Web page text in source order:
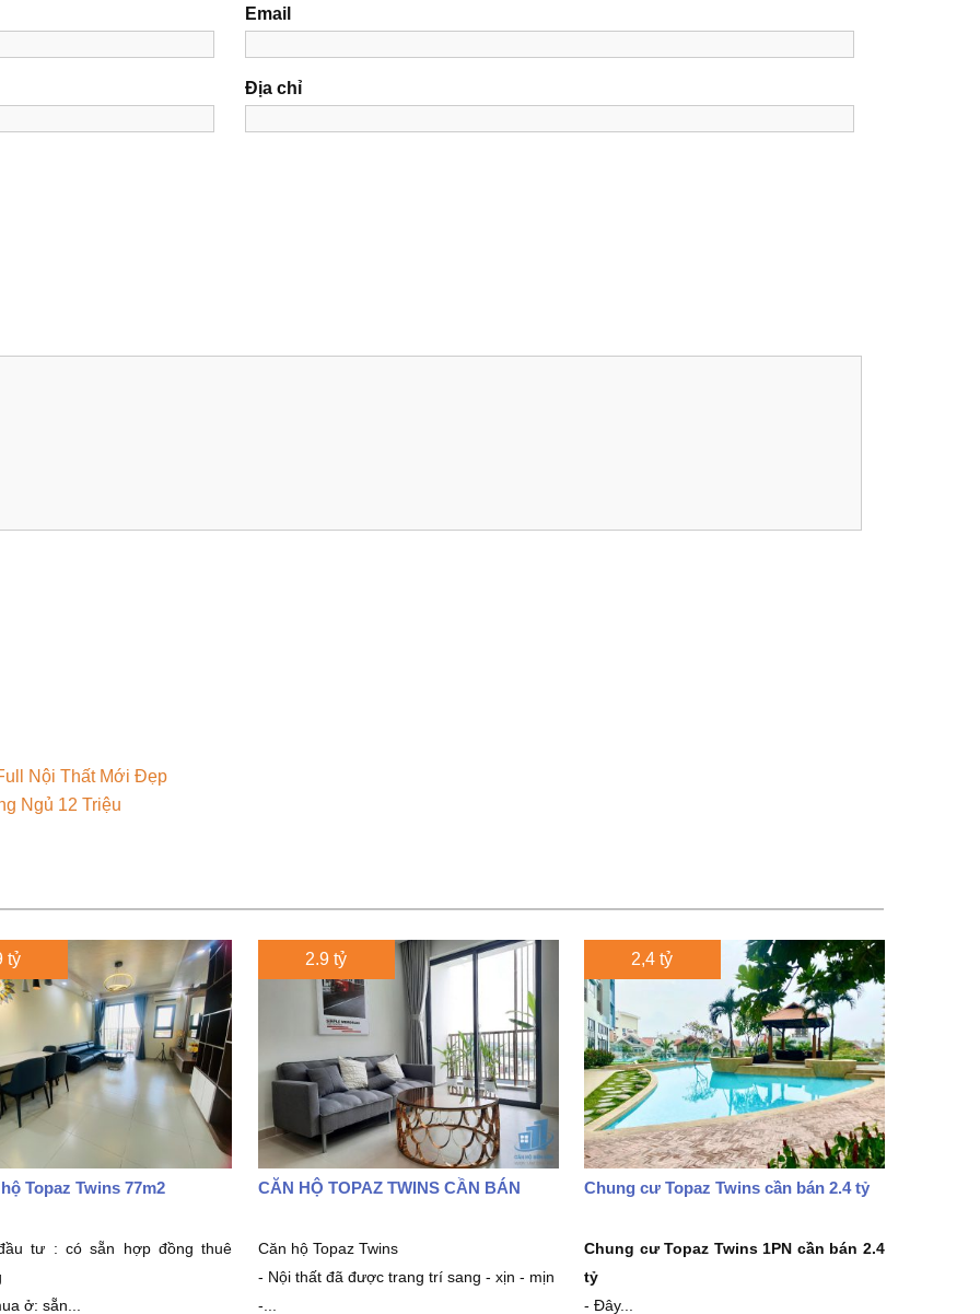
Email
Địa chỉ
Nội Thất Mới Đẹp
Ngủ 12 Triệu
tỷ
Topaz Twins 77m2
tư : có sẵn hợp đồng thuê
ở: sẵn...
2.9 tỷ
CĂN HỘ TOPAZ TWINS CẦN BÁN
Căn hộ Topaz Twins
- Nội thất đã được trang trí sang - xịn - mịn
-...
2,4 tỷ
Chung cư Topaz Twins cần bán 2.4 tỷ
Chung cư Topaz Twins 1PN cần bán 2.4
tỷ
- Đây...